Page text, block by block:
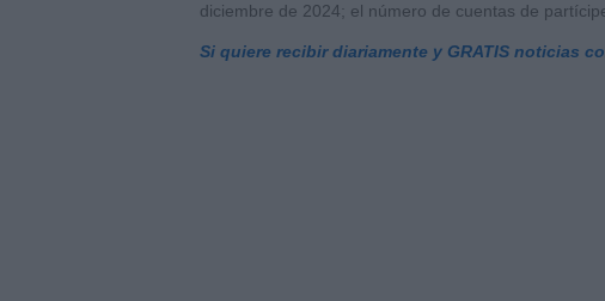
diciembre de 2024; el número de cuentas de
Si quiere recibir diariamente y GRATIS noticias